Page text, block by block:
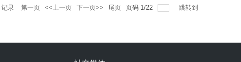
记录 第一页 <<上一页 下一页>> 尾页 页码 1/22 跳转到